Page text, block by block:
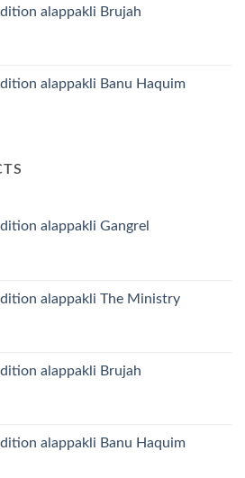
alappakli Brujah
alappakli Banu Haquim
alappakli Gangrel
alappakli The Ministry
alappakli Brujah
alappakli Banu Haquim